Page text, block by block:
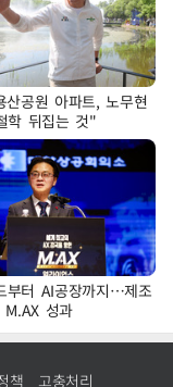
공원 아파트, 노무현
학 뒤집는 것"
부터 AI공장까지…제조
성과
책 고충처리